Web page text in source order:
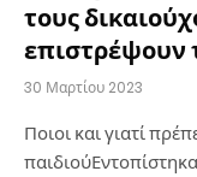
τους
επιστρέψουν
30 Μαρτίου 2023
Ποιοι και γιατί